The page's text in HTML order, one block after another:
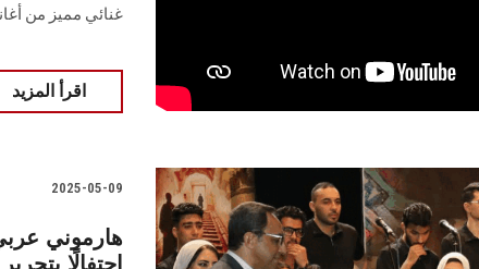
غنائي مميز من
اقرأ المزيد
2025-05-09
احتفالًا